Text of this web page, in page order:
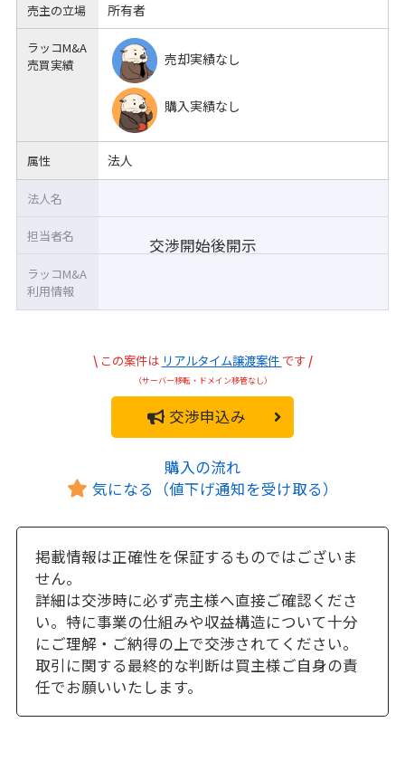
売主の立場 所有者
ラッコM&A
売買実績
売却実績なし
購入実績なし
属性 法人
交渉開始後開示
法人名
担当者名
ラッコM&A
利用情報
\ この案件は リアルタイム譲渡案件 です /
（サーバー移転・ドメイン移管なし）
交渉申込み
購入の流れ
気になる（値下げ通知を受け取る）
掲載情報は正確性を保証するものではございま
せん。
詳細は交渉時に必ず売主様へ直接ご確認くださ
い。特に事業の仕組みや収益構造について十分
にご理解・ご納得の上で交渉されてください。
取引に関する最終的な判断は買主様ご自身の責
任でお願いいたします。